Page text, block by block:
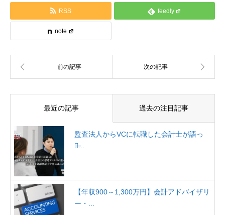
RSS feedly
note
最近の記事 過去の注目記事
監査法人からVCに転職した会計士が語っ
た̶...
【年収900～1,300万円】会計アドバイザリ
ー・...